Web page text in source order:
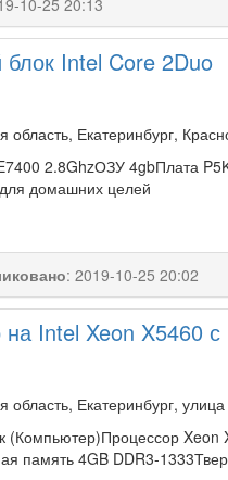
10-25 20:13
Intel Core 2Duo
область, Екатеринбург,
2.8GhzОЗУ 4gbПлата
домашних целей
: 2019-10-25 20:02
Intel Xeon X5460 с
область, Екатеринбург,
(Компьютер)Процессор Xeon
память 4GB DDR3-